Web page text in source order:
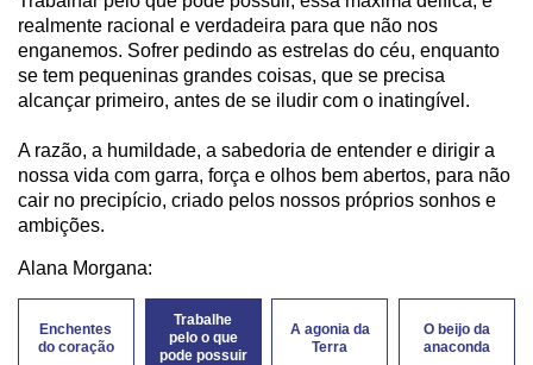
realmente racional e verdadeira para que não nos
enganemos. Sofrer pedindo as estrelas do céu, enquanto
se tem pequeninas grandes coisas, que se precisa
alcançar primeiro, antes de se iludir com o inatingível.
A razão, a humildade, a sabedoria de entender e dirigir a
nossa vida com garra, força e olhos bem abertos, para não
cair no precipício, criado pelos nossos próprios sonhos e
ambições.
Alana Morgana:
Enchentes
do coração
Trabalhe
pelo o que
pode possuir
A agonia da
Terra
O beijo da
anaconda